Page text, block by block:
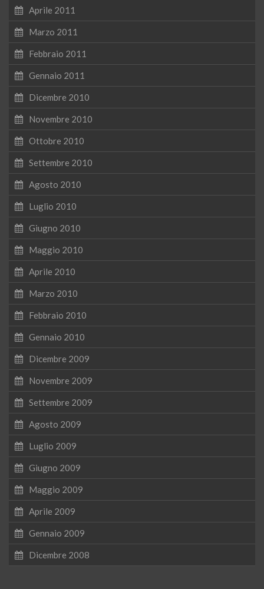
Aprile 2011
Marzo 2011
Febbraio 2011
Gennaio 2011
Dicembre 2010
Novembre 2010
Ottobre 2010
Settembre 2010
Agosto 2010
Luglio 2010
Giugno 2010
Maggio 2010
Aprile 2010
Marzo 2010
Febbraio 2010
Gennaio 2010
Dicembre 2009
Novembre 2009
Settembre 2009
Agosto 2009
Luglio 2009
Giugno 2009
Maggio 2009
Aprile 2009
Gennaio 2009
Dicembre 2008